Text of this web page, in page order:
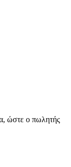
ώστε ο πωλητής